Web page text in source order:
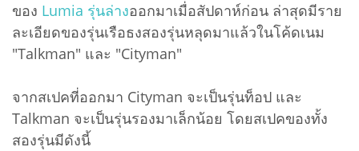
ของ Lumia รุ่นล่างออกมาเมื่อสัปดาห์ก่อน ล่าสุดมีราย
ละเอียดของรุ่นเรือธงสองรุ่นหลุดมาแล้วในโค้ดเนม
"Talkman" และ "Cityman"
จากสเปคที่ออกมา Cityman จะเป็นรุ่นท็อป และ
Talkman จะเป็นรุ่นรองมาเล็กน้อย โดยสเปคของทั้ง
สองรุ่นมีดังนี้